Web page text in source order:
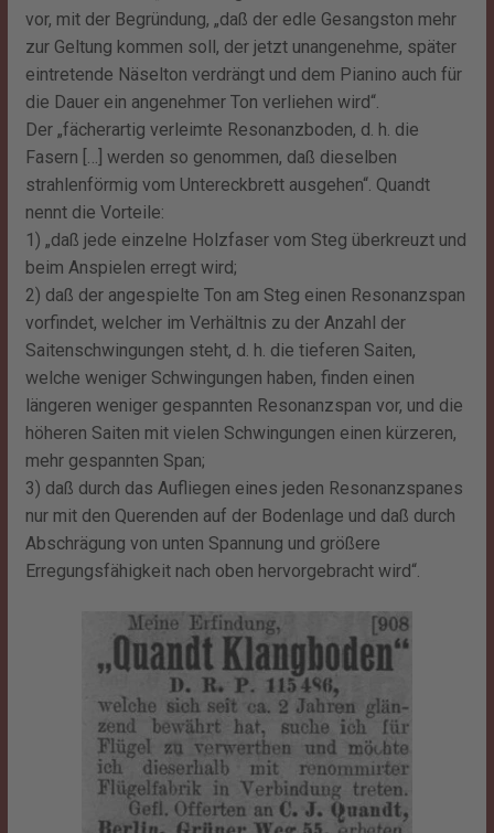
vor, mit der Begründung, „daß der edle Gesangston mehr
zur Geltung kommen soll, der jetzt unangenehme, später
eintretende Näselton verdrängt und dem Pianino auch für
die Dauer ein angenehmer Ton verliehen wird“.
Der „fächerartig verleimte Resonanzboden, d. h. die
Fasern […] werden so genommen, daß dieselben
strahlenförmig vom Untereckbrett ausgehen“. Quandt
nennt die Vorteile:
1) „daß jede einzelne Holzfaser vom Steg überkreuzt und
beim Anspielen erregt wird;
2) daß der angespielte Ton am Steg einen Resonanzspan
vorfindet, welcher im Verhältnis zu der Anzahl der
Saitenschwingungen steht, d. h. die tieferen Saiten,
welche weniger Schwingungen haben, finden einen
längeren weniger gespannten Resonanzspan vor, und die
höheren Saiten mit vielen Schwingungen einen kürzeren,
mehr gespannten Span;
3) daß durch das Aufliegen eines jeden Resonanzspanes
nur mit den Querenden auf der Bodenlage und daß durch
Abschrägung von unten Spannung und größere
Erregungsfähigkeit nach oben hervorgebracht wird“.